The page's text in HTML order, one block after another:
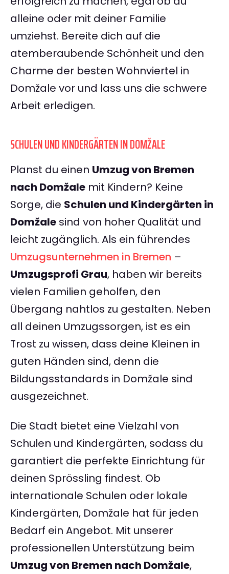
alleine oder mit deiner Familie
umziehst. Bereite dich auf die
atemberaubende Schönheit und den
Charme der besten Wohnviertel in
Domžale vor und lass uns die schwere
Arbeit erledigen.
SCHULEN UND KINDERGÄRTEN IN DOMŽALE
Planst du einen Umzug von Bremen
nach Domžale mit Kindern? Keine
Sorge, die Schulen und Kindergärten in
Domžale sind von hoher Qualität und
leicht zugänglich. Als ein führendes
Umzugsunternehmen in Bremen –
Umzugsprofi Grau, haben wir bereits
vielen Familien geholfen, den
Übergang nahtlos zu gestalten. Neben
all deinen Umzugssorgen, ist es ein
Trost zu wissen, dass deine Kleinen in
guten Händen sind, denn die
Bildungsstandards in Domžale sind
ausgezeichnet.
Die Stadt bietet eine Vielzahl von
Schulen und Kindergärten, sodass du
garantiert die perfekte Einrichtung für
deinen Sprössling findest. Ob
internationale Schulen oder lokale
Kindergärten, Domžale hat für jeden
Bedarf ein Angebot. Mit unserer
professionellen Unterstützung beim
Umzug von Bremen nach Domžale,